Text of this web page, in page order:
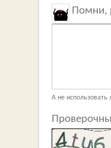
Помни,
А не использовать